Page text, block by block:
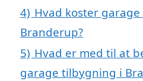
4) Hvad koster
Branderup?
5) Hvad er med til at
garage tilbygning i